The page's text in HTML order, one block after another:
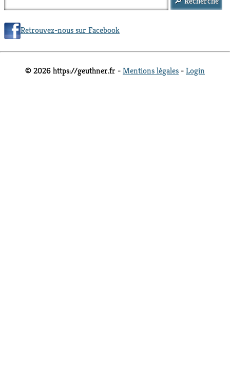
Retrouvez-nous sur Facebook
© 2026 https://geuthner.fr -Mentions légales -Login